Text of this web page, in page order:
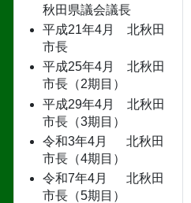
秋田県議会議長
平成21年4月 北秋田
市長
平成25年4月 北秋田
市長（2期目）
平成29年4月 北秋田
市長（3期目）
令和3年4月 北秋田
市長（4期目）
令和7年4月 北秋田
市長（5期目）